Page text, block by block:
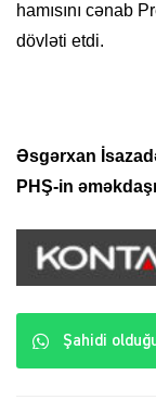
hamısını cənab
dövləti etdi.
Əsgərxan
PHŞ-in əməkdaşı
Şahidi